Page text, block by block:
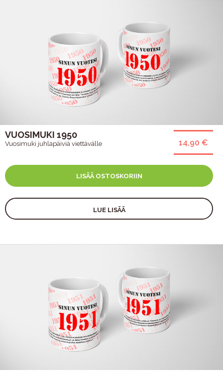
14,90 €
VUOSIMUKI 1950
Vuosimuki juhlapäiviä viettävälle
LISÄÄ OSTOSKORIIN
LUE LISÄÄ